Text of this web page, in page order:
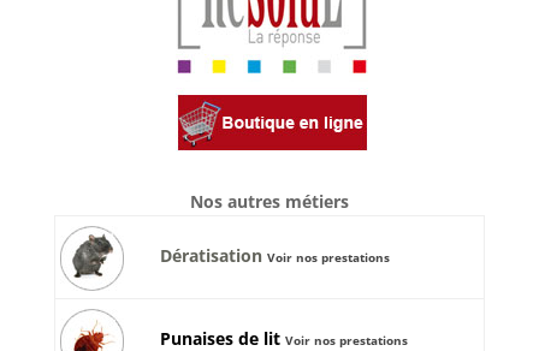
Nos autres métiers
Dératisation Voir nos prestations
Punaises de lit Voir nos prestations